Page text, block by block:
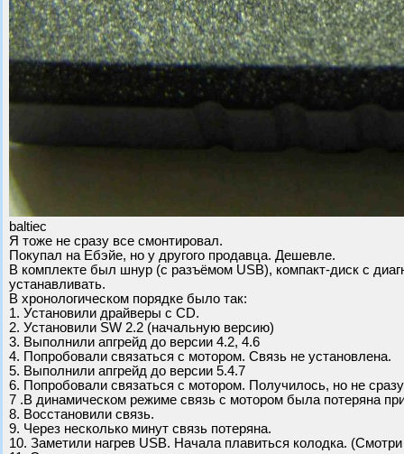
baltiec
Я тоже не сразу все смонтировал.
Покупал на Ебэйе, но у другого продавца. Дешевле.
В комплекте был шнур (с разъёмом USB), компакт-диск с
устанавливать.
В хронологическом порядке было так:
1. Установили драйверы с CD.
2. Установили SW 2.2 (начальную версию)
3. Выполнили апгрейд до версии 4.2, 4.6
4. Попробовали связаться с мотором. Связь не установлена.
5. Выполнили апгрейд до версии 5.4.7
6. Попробовали связаться с мотором. Получилось, но не
7 .В динамическом режиме связь с мотором была потеряна
8. Восстановили связь.
9. Через несколько минут связь потеряна.
10. Заметили нагрев USB. Начала плавиться колодка.